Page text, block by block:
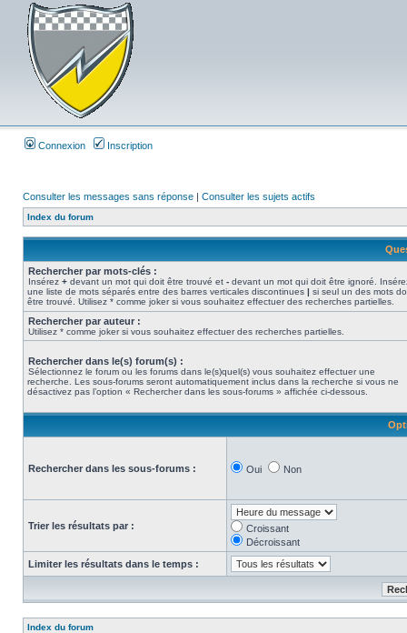
Connexion Inscription
Consulter les messages sans réponse | Consulter les sujets actifs
Index du forum
Rechercher par mots-clés :
Insérez + devant un mot qui doit être trouvé et - devant un mot qui doit être ignoré.
une liste de mots séparés entre des barres verticales discontinues | si seul un des mots
être trouvé. Utilisez * comme joker si vous souhaitez effectuer des recherches partielles.
Rechercher par auteur :
Utilisez * comme joker si vous souhaitez effectuer des recherches partielles.
Rechercher dans le(s) forum(s) :
Sélectionnez le forum ou les forums dans le(s)quel(s) vous souhaitez effectuer une
recherche. Les sous-forums seront automatiquement inclus dans la recherche si vous ne
désactivez pas l’option « Rechercher dans les sous-forums » affichée ci-dessous.
Rechercher dans les sous-forums : Oui Non
Trier les résultats par :
Croissant
Décroissant
Limiter les résultats dans le temps :
Index du forum